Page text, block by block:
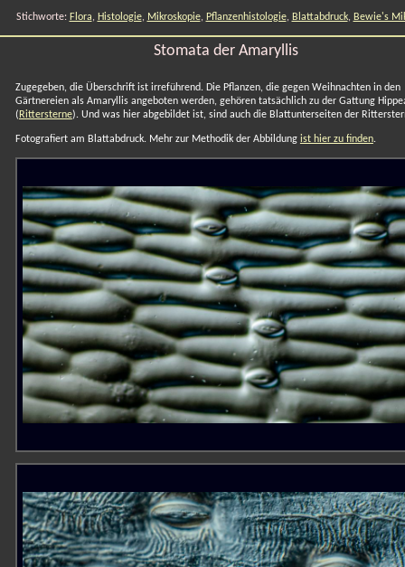
Stichworte: Flora, Histologie, Mikroskopie, Pflanzenhistologie, Blattabdruck, Bewie's
Stomata der Amaryllis
Zugegeben, die Überschrift ist irreführend. Die Pflanzen, die gegen Weihnachten in den
Gärtnereien als Amaryllis angeboten werden, gehören tatsächlich zu der Gattung
( Rittersterne). Und was hier abgebildet ist, sind auch die Blattunterseiten der
Fotografiert am Blattabdruck. Mehr zur Methodik der Abbildung ist hier zu finden.